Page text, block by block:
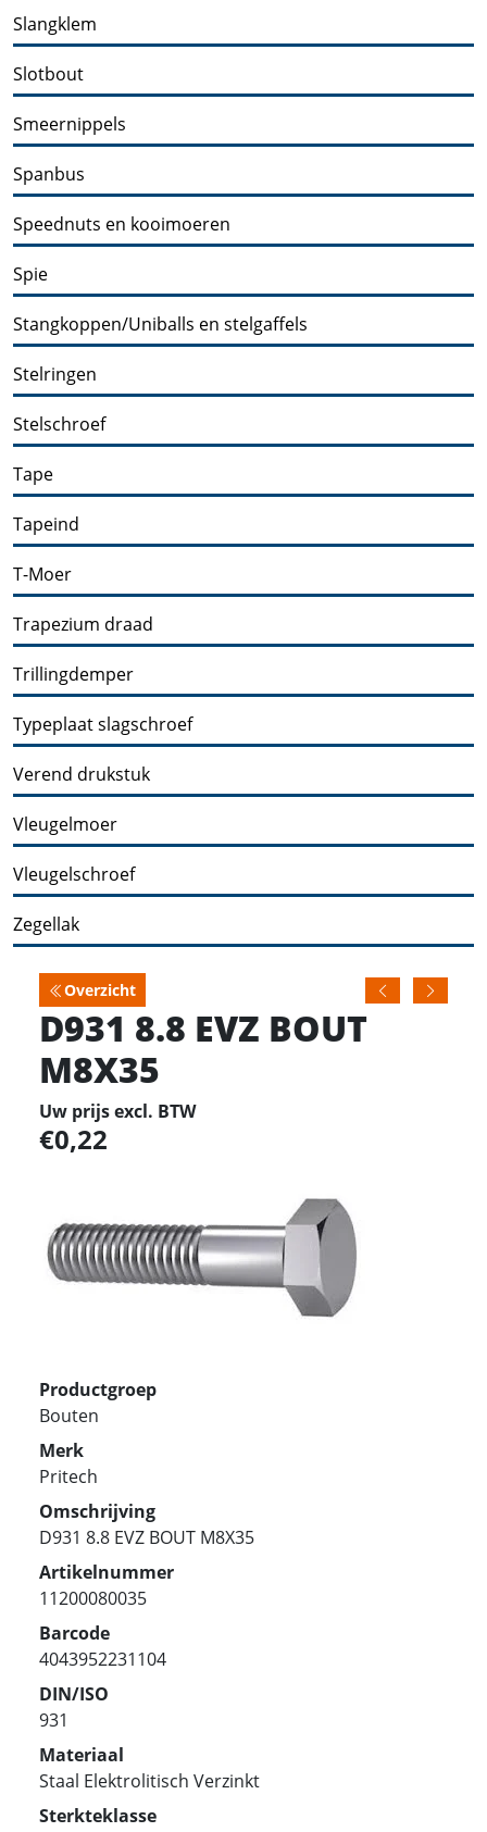
Slangklem
Slotbout
Smeernippels
Spanbus
Speednuts en kooimoeren
Spie
Stangkoppen/Uniballs en stelgaffels
Stelringen
Stelschroef
Tape
Tapeind
T-Moer
Trapezium draad
Trillingdemper
Typeplaat slagschroef
Verend drukstuk
Vleugelmoer
Vleugelschroef
Zegellak
Overzicht
D931 8.8 EVZ BOUT
M8X35
Uw prijs excl. BTW
0,22
Productgroep
Bouten
Merk
Pritech
Omschrijving
D931 8.8 EVZ BOUT M8X35
Artikelnummer
11200080035
Barcode
4043952231104
DIN/ISO
931
Materiaal
Staal Elektrolitisch Verzinkt
Sterkteklasse